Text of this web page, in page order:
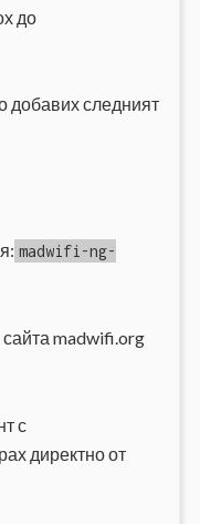
до
добавих следният
madwifi-ng-
madwifi.org
с
директно от